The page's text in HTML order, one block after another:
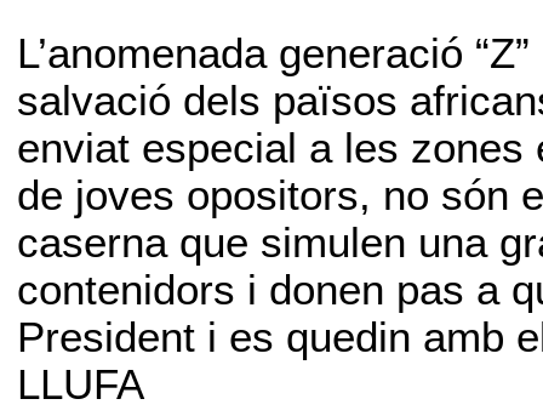
L’anomenada generació
salvació dels països
enviat especial a les
de joves opositors, no són
caserna que simulen una
contenidors i donen pas a
President i es quedin amb
LLUFA